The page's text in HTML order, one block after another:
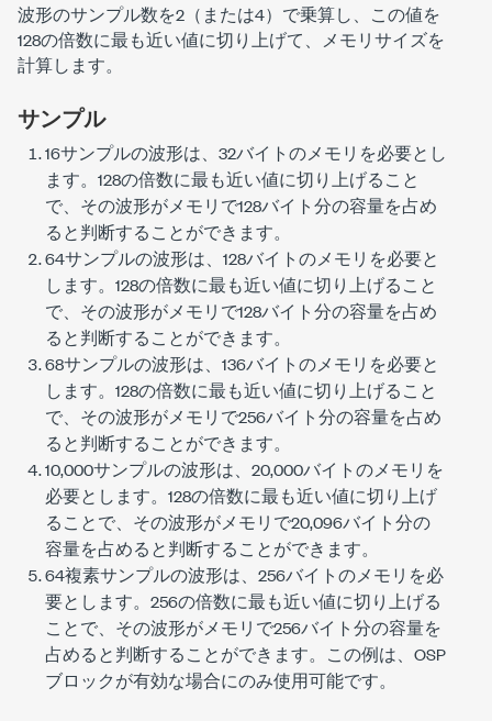
波形のサンプル数を2（または4）で乗算し、この値を
128の倍数に最も近い値に切り上げて、メモリサイズを
計算します。
サンプル
16サンプルの波形は、32バイトのメモリを必要とし
ます。128の倍数に最も近い値に切り上げること
で、その波形がメモリで128バイト分の容量を占め
ると判断することができます。
64サンプルの波形は、128バイトのメモリを必要と
します。128の倍数に最も近い値に切り上げること
で、その波形がメモリで128バイト分の容量を占め
ると判断することができます。
68サンプルの波形は、136バイトのメモリを必要と
します。128の倍数に最も近い値に切り上げること
で、その波形がメモリで256バイト分の容量を占め
ると判断することができます。
10,000サンプルの波形は、20,000バイトのメモリを
必要とします。128の倍数に最も近い値に切り上げ
ることで、その波形がメモリで20,096バイト分の
容量を占めると判断することができます。
64複素サンプルの波形は、256バイトのメモリを必
要とします。256の倍数に最も近い値に切り上げる
ことで、その波形がメモリで256バイト分の容量を
占めると判断することができます。この例は、OSP
ブロックが有効な場合にのみ使用可能です。